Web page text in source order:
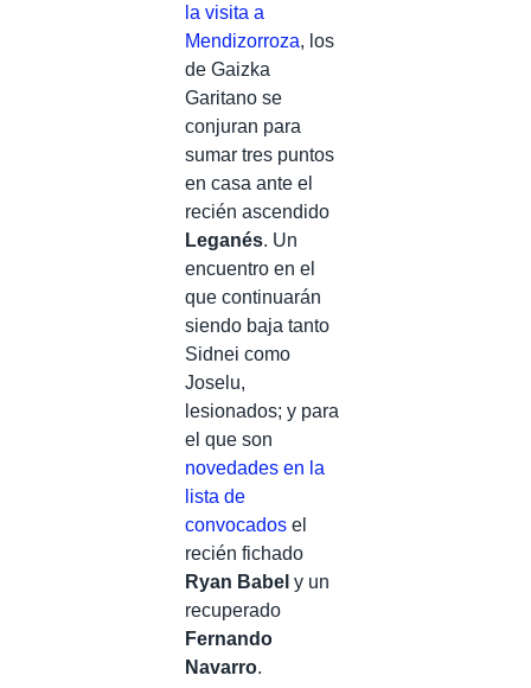
la visita a
Mendizorroza, los
de Gaizka
Garitano se
conjuran para
sumar tres puntos
en casa ante el
recién ascendido
Leganés. Un
encuentro en el
que continuarán
siendo baja tanto
Sidnei como
Joselu,
lesionados; y para
el que son
novedades en la
lista de
convocados el
recién fichado
Ryan Babel y un
recuperado
Fernando
Navarro.